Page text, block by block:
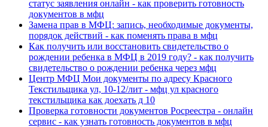
статус заявления онлайн - как проверить готовность
документов в мфц
Замена прав в МФЦ: запись, необходимые документы,
порядок действий - как поменять права в мфц
Как получить или восстановить свидетельство о
рождении ребенка в МФЦ в 2019 году? - как получить
свидетельство о рождении ребенка через мфц
Центр МФЦ Мои документы по адресу Красного
Текстильщика ул, 10-12/лит - мфц ул красного
текстильщика как доехать д 10
Проверка готовности документов Росреестра - онлайн
сервис - как узнать готовность документов в мфц